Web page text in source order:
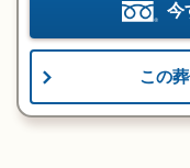
今
この